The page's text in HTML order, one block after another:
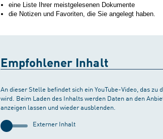
eine Liste Ihrer meistgelesenen Dokumente
die Notizen und Favoriten, die Sie angelegt haben.
Empfohlener Inhalt
An dieser Stelle befindet sich ein YouTube-Video, das
wird. Beim Laden des Inhalts werden Daten an den
anzeigen lassen und wieder ausblenden.
Externer Inhalt